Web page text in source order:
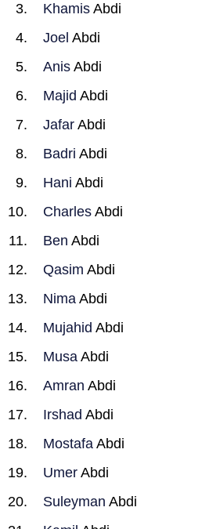
Khamis Abdi
Joel Abdi
Anis Abdi
Majid Abdi
Jafar Abdi
Badri Abdi
Hani Abdi
Charles Abdi
Ben Abdi
Qasim Abdi
Nima Abdi
Mujahid Abdi
Musa Abdi
Amran Abdi
Irshad Abdi
Mostafa Abdi
Umer Abdi
Suleyman Abdi